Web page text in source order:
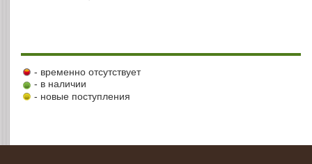
- временно отсутствует
- в наличии
- новые поступления